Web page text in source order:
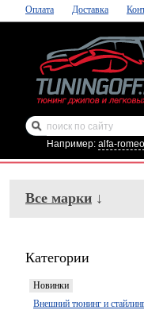
Оплата Доставка
Например: alfa-romeo
Все марки ↓
Категории
Новинки
Внешний тюнинг и